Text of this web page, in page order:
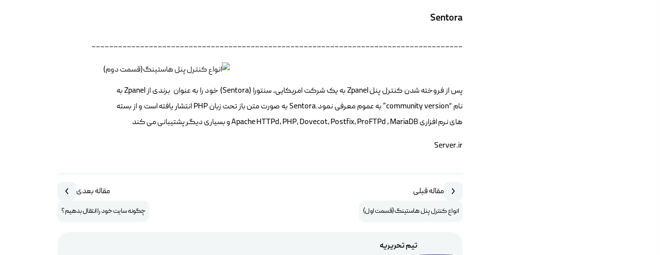
Sentora
____________________________________________________________________________________
پس از فروخته شدن کنترل پنل Zpanel به یک شرکت امریکایی، سنتورا (Sentora) خود را به عنوان برندی از Zpanel به
نام “community version” به عموم معرفی نمود.Sentora به صورت متن باز تحت زبان PHP انتشار یافته است و از بسته
های نرم افزاری Apache HTTPd, PHP, Dovecot, Postfix, ProFTPd , MariaDB و بسیاری دیگر پشتیبانی می کند
Server.ir
مقاله قبلی
انواع کنترل پنل هاستینگ(قسمت اول)
مقاله بعدی
چگونه سایت خود را انتقال بدهیم؟
تیم تحریریه